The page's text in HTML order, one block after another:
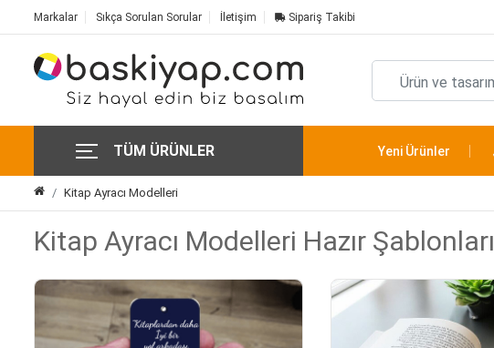
Markalar Sıkça Sorulan Sorular İletişim Sipariş Takibi
TÜM ÜRÜNLER Yeni Ürünler
Kitap Ayracı Modelleri
Kitap Ayracı Modelleri Hazır Şablonları